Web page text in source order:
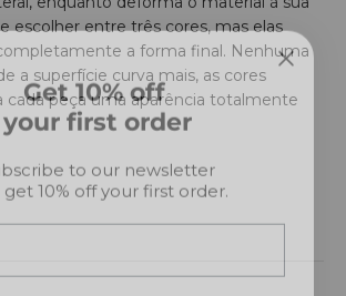
escolher entre três cores, mas elas
a forma final. Nenhuma
a superfície curva mais, as cores
cada peça uma aparência totalmente
Get 10% off
your first order
get 10% off your first order.